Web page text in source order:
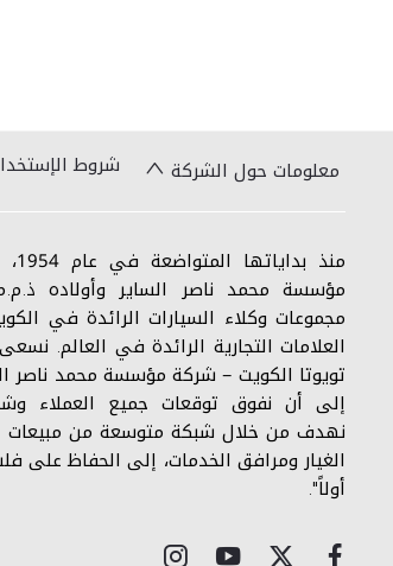
معلومات حول الشركة شروط
منذ
مؤسسة محمد ناصر الساير وأولاده
مجموعات وكلاء السيارات الرائدة في
العلامات التجارية الرائدة في العالم.
تويوتا الكويت – شركة مؤسسة محمد ناصر
إلى أن نفوق توقعات جميع العملاء
نهدف من خلال شبكة متوسعة من مبيعات
الغيار ومرافق الخدمات، إلى الحفاظ على
أولاً".